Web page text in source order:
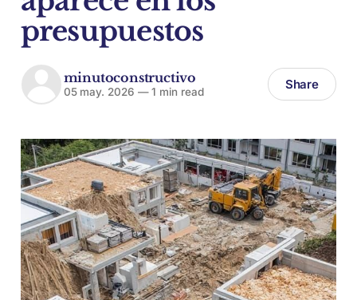
presupuestos
minutoconstructivo
05 may. 2026 —1 min read Share